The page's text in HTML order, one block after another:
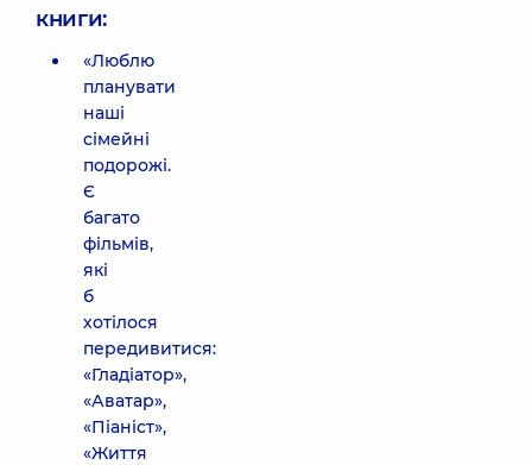
книги:
«Люблю
планувати
наші
сімейні
подорожі.
Є
багато
фільмів,
які
б
хотілося
передивитися:
«Гладіатор»,
«Аватар»,
«Піаніст»,
«Життя